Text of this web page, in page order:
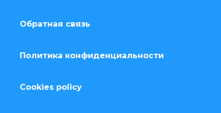
Обратная связь
Политика конфиденциальности
Cookies policy